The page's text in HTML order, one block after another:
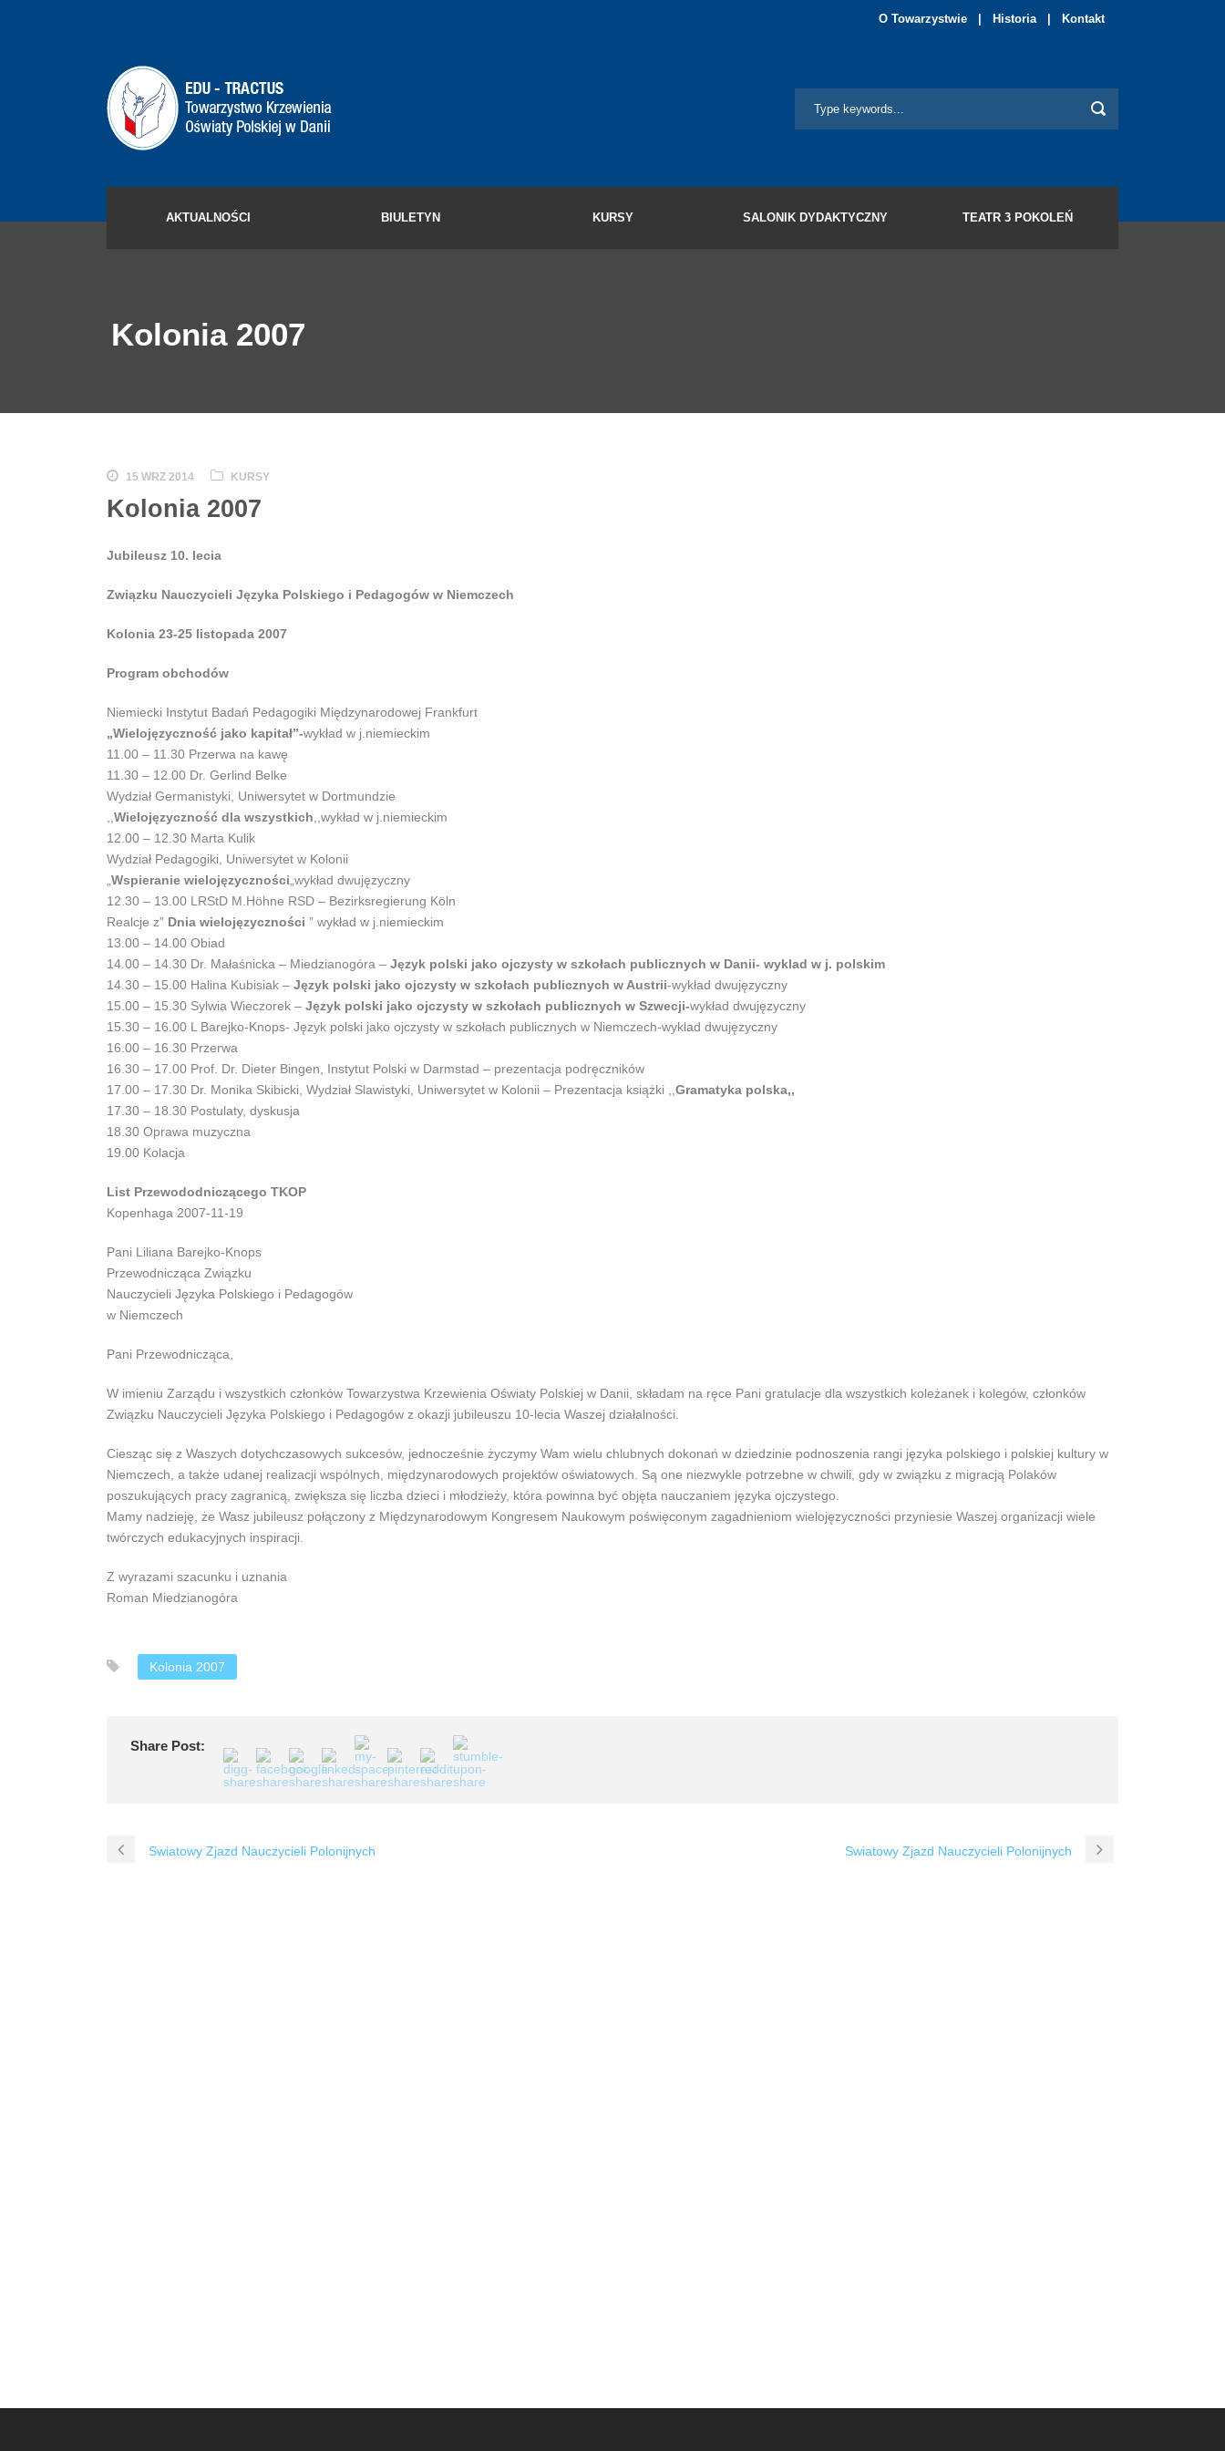
O Towarzystwie Historia Kontakt
AKTUALNOŚCI BIULETYN KURSY SALONIK DYDAKTYCZNY TEATR 3 POKOLEŃ
Kolonia 2007
15 WRZ 2014 KURSY
Kolonia 2007
Jubileusz 10. lecia
Związku Nauczycieli Języka Polskiego i Pedagogów w Niemczech
Kolonia 23-25 listopada 2007
Program obchodów
Niemiecki Instytut Badań Pedagogiki Międzynarodowej Frankfurt
„Wielojęzyczność jako kapitał”-wykład w j.niemieckim
11.00 – 11.30 Przerwa na kawę
11.30 – 12.00 Dr. Gerlind Belke
Wydział Germanistyki, Uniwersytet w Dortmundzie
Wielojęzyczność dla wszystkich ,,wykład w j.niemieckim
12.00 – 12.30 Marta Kulik
Wydział Pedagogiki, Uniwersytet w Kolonii
Wspieranie wielojęzyczności „wykład dwujęzyczny
12.30 – 13.00 LRStD M.Höhne RSD – Bezirksregierung Köln
Realcje z” Dnia wielojęzyczności ” wykład w j.niemieckim
13.00 – 14.00 Obiad
14.00 – 14.30 Dr. Małaśnicka – Miedzianogóra – Język polski jako ojczysty w szkołach publicznych w Danii- wyklad w j. polskim
14.30 – 15.00 Halina Kubisiak – Język polski jako ojczysty w szkołach publicznych w Austrii-wykład dwujęzyczny
15.00 – 15.30 Sylwia Wieczorek – Język polski jako ojczysty w szkołach publicznych w Szwecji-wykład dwujęzyczny
15.30 – 16.00 L Barejko-Knops- Język polski jako ojczysty w szkołach publicznych w Niemczech-wyklad dwujęzyczny
16.00 – 16.30 Przerwa
16.30 – 17.00 Prof. Dr. Dieter Bingen, Instytut Polski w Darmstad – prezentacja podręczników
17.00 – 17.30 Dr. Monika Skibicki, Wydział Slawistyki, Uniwersytet w Kolonii – Prezentacja książki ,, Gramatyka polska,,
17.30 – 18.30 Postulaty, dyskusja
18.30 Oprawa muzyczna
19.00 Kolacja
List Przewododniczącego TKOP
Kopenhaga 2007-11-19
Pani Liliana Barejko-Knops
Przewodnicząca Związku
Nauczycieli Języka Polskiego i Pedagogów
w Niemczech
Pani Przewodnicząca,
W imieniu Zarządu i wszystkich członków Towarzystwa Krzewienia Oświaty Polskiej w Danii, składam na ręce Pani gratulacje dla wszystkich koleżanek i kolegów, członków
Związku Nauczycieli Języka Polskiego i Pedagogów z okazji jubileuszu 10-lecia Waszej działalności.
Ciesząc się z Waszych dotychczasowych sukcesów, jednocześnie życzymy Wam wielu chlubnych dokonań w dziedzinie podnoszenia rangi języka polskiego i polskiej kultury w
Niemczech, a także udanej realizacji wspólnych, międzynarodowych projektów oświatowych. Są one niezwykle potrzebne w chwili, gdy w związku z migracją Polaków
poszukujących pracy zagranicą, zwiększa się liczba dzieci i młodzieży, która powinna być objęta nauczaniem języka ojczystego.
Mamy nadzieję, że Wasz jubileusz połączony z Międzynarodowym Kongresem Naukowym poświęconym zagadnieniom wielojęzyczności przyniesie Waszej organizacji wiele
twórczych edukacyjnych inspiracji.
Z wyrazami szacunku i uznania
Roman Miedzianogóra
Kolonia 2007
Share Post:
Swiatowy Zjazd Nauczycieli Polonijnych Swiatowy Zjazd Nauczycieli Polonijnych